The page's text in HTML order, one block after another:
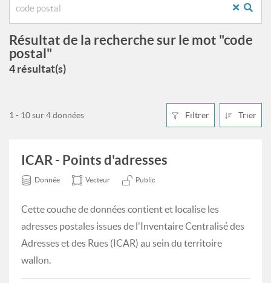
Résultat de la recherche sur le mot "code
postal"
4 résultat(s)
Filtrer Trier
1 - 10 sur 4 données
ICAR - Points d'adresses
Donnée Vecteur Public
Cette couche de données contient et localise les
adresses postales issues de l'Inventaire Centralisé des
Adresses et des Rues (ICAR) au sein du territoire
wallon.